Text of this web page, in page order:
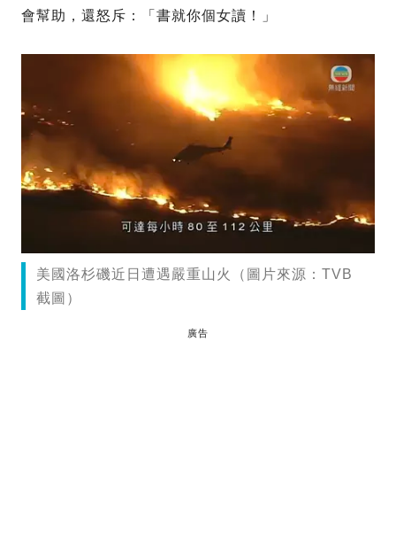
會幫助，還怒斥：「書就你個女讀！」
美國洛杉磯近日遭遇嚴重山火（圖片來源：TVB
截圖）
廣告